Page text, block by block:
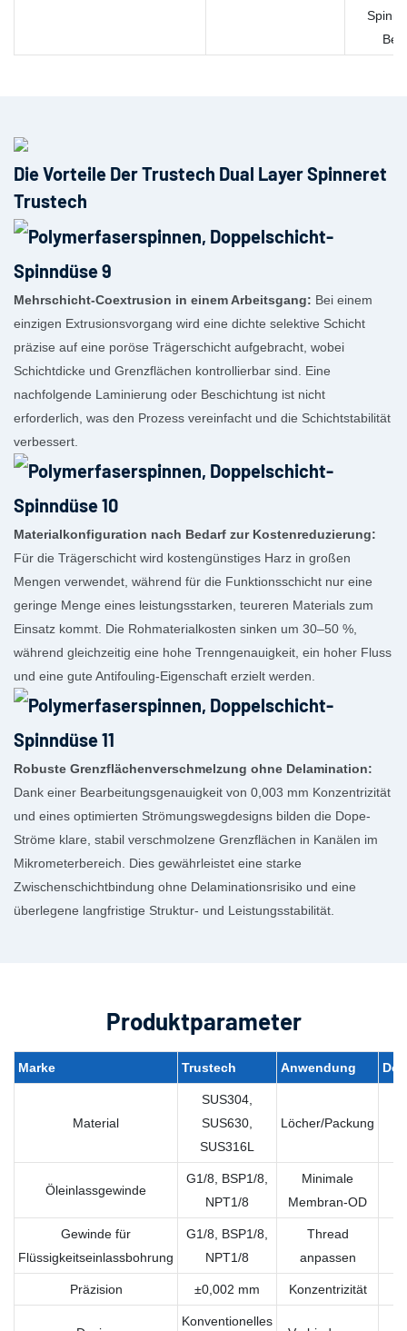
Die Vorteile Der Trustech Dual Layer Spinneret
Trustech
Mehrschicht-Coextrusion in einem Arbeitsgang: Bei einem
einzigen Extrusionsvorgang wird eine dichte selektive Schicht
präzise auf eine poröse Trägerschicht aufgebracht, wobei
Schichtdicke und Grenzflächen kontrollierbar sind. Eine
nachfolgende Laminierung oder Beschichtung ist nicht
erforderlich, was den Prozess vereinfacht und die Schichtstabilität
verbessert.
Materialkonfiguration nach Bedarf zur Kostenreduzierung:
Für die Trägerschicht wird kostengünstiges Harz in großen
Mengen verwendet, während für die Funktionsschicht nur eine
geringe Menge eines leistungsstarken, teureren Materials zum
Einsatz kommt. Die Rohmaterialkosten sinken um 30–50 %,
während gleichzeitig eine hohe Trenngenauigkeit, ein hoher Fluss
und eine gute Antifouling-Eigenschaft erzielt werden.
Robuste Grenzflächenverschmelzung ohne Delamination:
Dank einer Bearbeitungsgenauigkeit von 0,003 mm Konzentrizität
und eines optimierten Strömungswegdesigns bilden die Dope-
Ströme klare, stabil verschmolzene Grenzflächen in Kanälen im
Mikrometerbereich. Dies gewährleistet eine starke
Zwischenschichtbindung ohne Delaminationsrisiko und eine
überlegene langfristige Struktur- und Leistungsstabilität.
Produktparameter
Marke Trustech Anwendung
Material
SUS304,
SUS630,
SUS316L
Löcher/Packung
Öleinlassgewinde
G1/8, BSP1/8,
NPT1/8
Minimale
Membran-OD
Gewinde für
Flüssigkeitseinlassbohrung
G1/8, BSP1/8,
NPT1/8
Thread
anpassen
Präzision ±0,002 mm Konzentrizität
Konventionelles